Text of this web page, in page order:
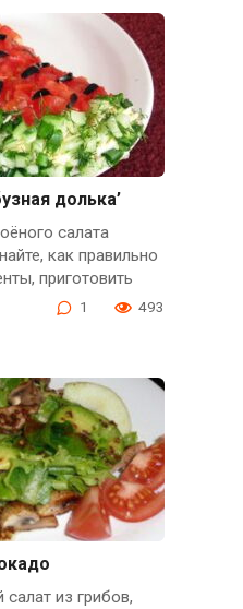
долька’
салата
как правильно
приготовить
1 493
из грибов,